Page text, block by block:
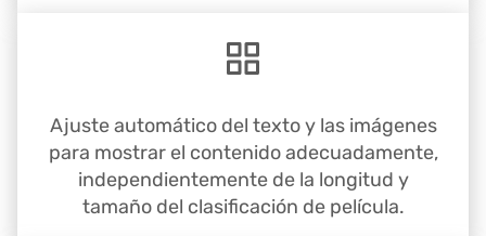
Ajuste automático del texto y las imágenes
para mostrar el contenido adecuadamente,
independientemente de la longitud y
tamaño del clasificación de película.